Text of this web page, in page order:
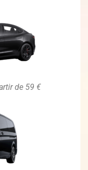
de 59 €